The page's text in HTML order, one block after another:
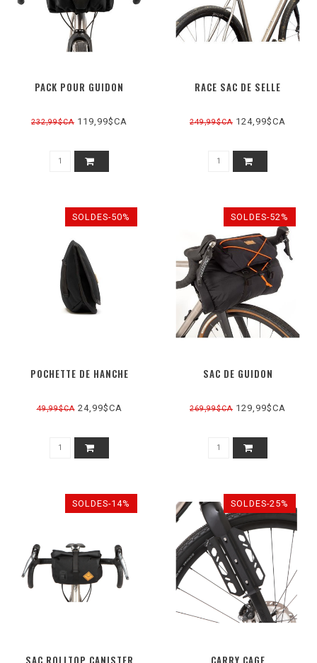
PACK POUR GUIDON
232,99$CA 119,99$CA
RACE SAC DE SELLE
249,99$CA 124,99$CA
SOLDES-50%
POCHETTE DE HANCHE
49,99$CA24,99$CA
SOLDES-52%
SAC DE GUIDON
269,99$CA 129,99$CA
SOLDES-14% SOLDES-25%